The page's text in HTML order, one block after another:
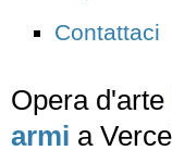
Contattaci
Opera d'arte
armi a